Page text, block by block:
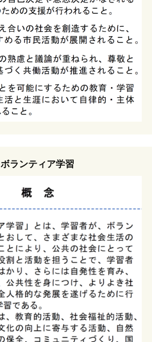
ボランティア学習